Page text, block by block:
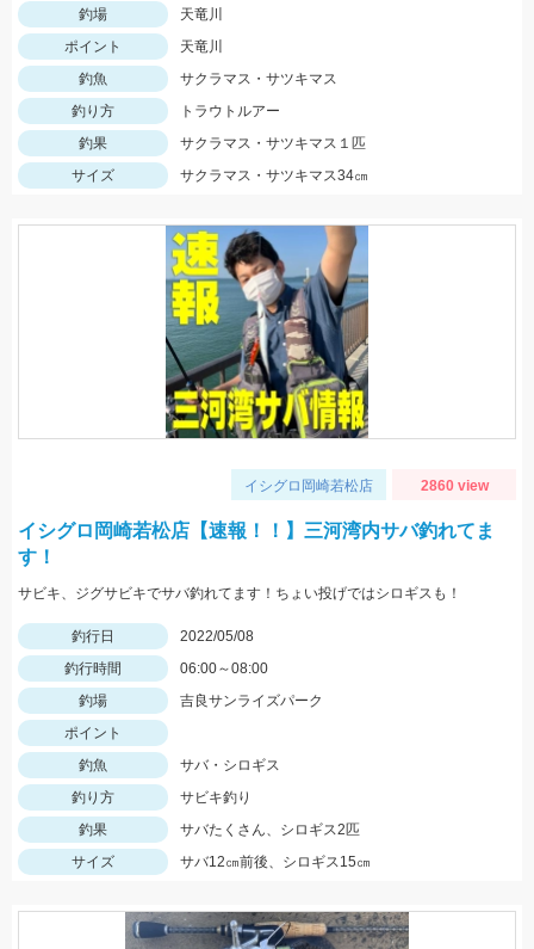
釣場
天竜川
ポイント
天竜川
釣魚
サクラマス・サツキマス
釣り方
トラウトルアー
釣果
サクラマス・サツキマス１匹
サイズ
サクラマス・サツキマス34㎝
イシグロ岡崎若松店 2860 view
イシグロ岡崎若松店【速報！！】三河湾内サバ釣れてま
す！
サビキ、ジグサビキでサバ釣れてます！ちょい投げではシロギスも！
釣行日
2022/05/08
釣行時間
06:00～08:00
釣場
吉良サンライズパーク
ポイント
釣魚
サバ・シロギス
釣り方
サビキ釣り
釣果
サバたくさん、シロギス2匹
サイズ
サバ12㎝前後、シロギス15㎝